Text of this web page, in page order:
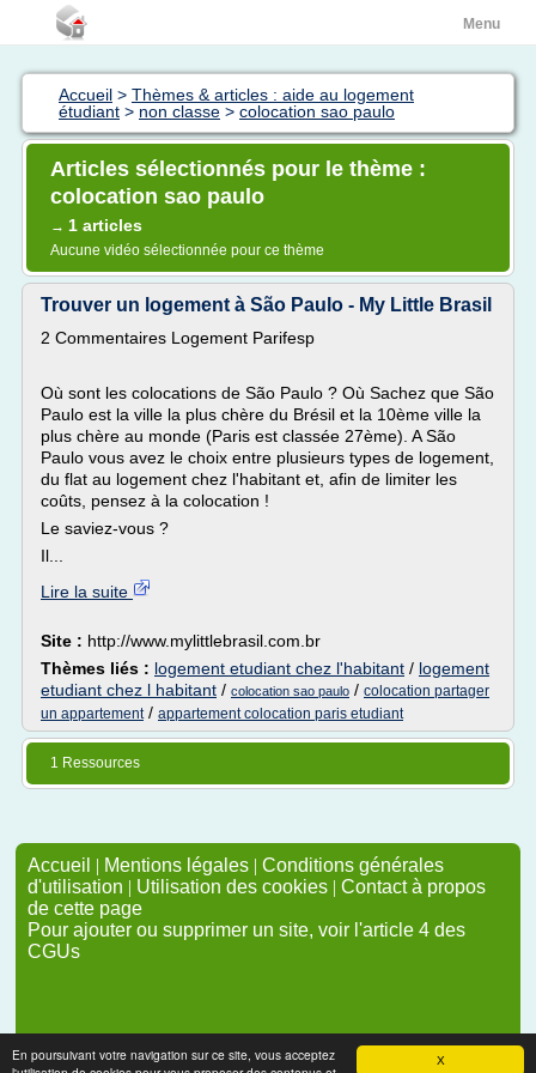
X
En poursuivant votre navigation sur ce site, vous acceptez
Menu
Accueil > Thèmes & articles : aide au logement
étudiant > non classe > colocation sao paulo
Articles sélectionnés pour le thème :
colocation sao paulo
→ 1 articles
Aucune vidéo sélectionnée pour ce thème
Trouver un logement à São Paulo - My Little Brasil
2 Commentaires Logement Parifesp
Où sont les colocations de São Paulo ? Où Sachez que São
Paulo est la ville la plus chère du Brésil et la 10ème ville la
plus chère au monde (Paris est classée 27ème). A São
Paulo vous avez le choix entre plusieurs types de logement,
du flat au logement chez l'habitant et, afin de limiter les
coûts, pensez à la colocation !
Le saviez-vous ?
Il...
Lire la suite
Site : http://www.mylittlebrasil.com.br
Thèmes liés : logement etudiant chez l'habitant / logement
etudiant chez l habitant / colocation sao paulo / colocation partager
un appartement/ appartement colocation paris etudiant
1 Ressources
Accueil | Mentions légales | Conditions générales
d'utilisation | Utilisation des cookies | Contact à propos
de cette page
Pour ajouter ou supprimer un site, voir l'article 4 des
CGUs